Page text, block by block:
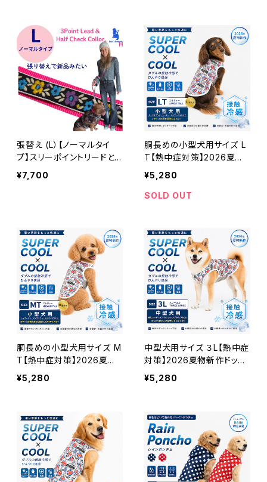
張替え (L）【ノーマルタイ
プ】スリーポイントリードと
ハーフチョークのセット 日
本製 リメイク｜ラリーズカ
¥7,700
胴長めの小型犬用サイズ L
T【熱中症対策】2026夏物
新作ドッグウェア 犬 リカバ
リーウェア【テラクール・UK
タンク】
¥5,280
SOLD OUT
胴長めの小型犬用サイズ M
T【熱中症対策】2026夏物
新作ドッグウェア 犬 リカバ
リーウェア【テラクール・UK
¥5,280
中型犬用サイズ ３L【熱中症
対策】2026夏物新作ドッグ
ウェア 犬 リカバリーウェア
【テラクール・UKタンク】
¥5,280